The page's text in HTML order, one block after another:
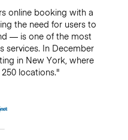
online booking with a
the need for users to
— is one of the most
services. In December
in New York, where
locations."